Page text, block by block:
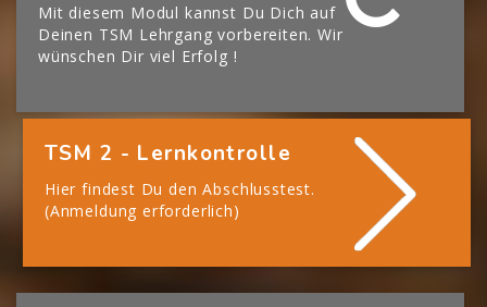
Mit diesem Modul kannst Du Dich auf
Deinen TSM Lehrgang vorbereiten. Wir
wünschen Dir viel Erfolg !
TSM 2 - Lernkontrolle
Hier findest Du den Abschlusstest.
(Anmeldung erforderlich)
[Cocoon] Boxes überspringen